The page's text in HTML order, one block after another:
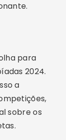
para
2024.
a
sobre os